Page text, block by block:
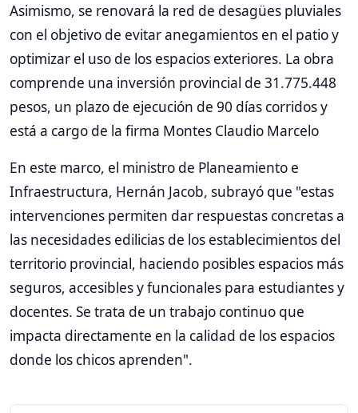
Asimismo, se renovará la red de desagües pluviales
con el objetivo de evitar anegamientos en el patio y
optimizar el uso de los espacios exteriores. La obra
comprende una inversión provincial de 31.775.448
pesos, un plazo de ejecución de 90 días corridos y
está a cargo de la firma Montes Claudio Marcelo
En este marco, el ministro de Planeamiento e
Infraestructura, Hernán Jacob, subrayó que "estas
intervenciones permiten dar respuestas concretas a
las necesidades edilicias de los establecimientos del
territorio provincial, haciendo posibles espacios más
seguros, accesibles y funcionales para estudiantes y
docentes. Se trata de un trabajo continuo que
impacta directamente en la calidad de los espacios
donde los chicos aprenden".